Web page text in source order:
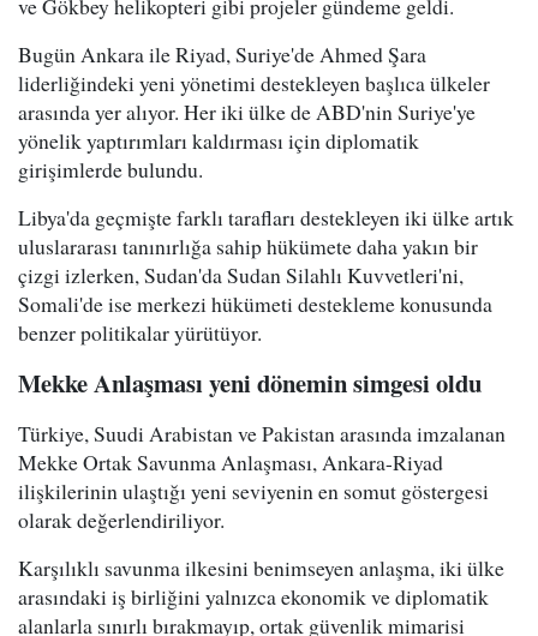
ve Gökbey helikopteri gibi projeler gündeme geldi.
Bugün Ankara ile Riyad, Suriye'de Ahmed Şara
liderliğindeki yeni yönetimi destekleyen başlıca ülkeler
arasında yer alıyor. Her iki ülke de ABD'nin Suriye'ye
yönelik yaptırımları kaldırması için diplomatik
girişimlerde bulundu.
Libya'da geçmişte farklı tarafları destekleyen iki ülke artık
uluslararası tanınırlığa sahip hükümete daha yakın bir
çizgi izlerken, Sudan'da Sudan Silahlı Kuvvetleri'ni,
Somali'de ise merkezi hükümeti destekleme konusunda
benzer politikalar yürütüyor.
Mekke Anlaşması yeni dönemin simgesi oldu
Türkiye, Suudi Arabistan ve Pakistan arasında imzalanan
Mekke Ortak Savunma Anlaşması, Ankara-Riyad
ilişkilerinin ulaştığı yeni seviyenin en somut göstergesi
olarak değerlendiriliyor.
Karşılıklı savunma ilkesini benimseyen anlaşma, iki ülke
arasındaki iş birliğini yalnızca ekonomik ve diplomatik
alanlarla sınırlı bırakmayıp, ortak güvenlik mimarisi